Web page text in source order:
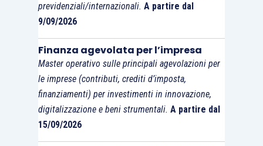
persone fisiche, in colonna 2 se società (
115 Tuir).
previdenziali/internazionali. A partire dal
9/09/2026
Finanza agevolata per l’impresa
Master operativo sulle principali agevolazioni per
le imprese (contributi, crediti d’imposta,
finanziamenti) per investimenti in innovazione,
digitalizzazione e beni strumentali. A partire dal
15/09/2026